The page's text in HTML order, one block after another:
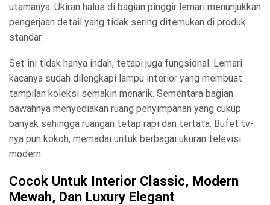
utamanya. Ukiran halus di bagian pinggir lemari menunjukkan
pengerjaan detail yang tidak sering ditemukan di produk
standar.
Set ini tidak hanya indah, tetapi juga fungsional. Lemari
kacanya sudah dilengkapi lampu interior yang membuat
tampilan koleksi semakin menarik. Sementara bagian
bawahnya menyediakan ruang penyimpanan yang cukup
banyak sehingga ruangan tetap rapi dan tertata. Bufet tv-
nya pun kokoh, memadai untuk berbagai ukuran televisi
modern.
Cocok Untuk Interior Classic, Modern
Mewah, Dan Luxury Elegant